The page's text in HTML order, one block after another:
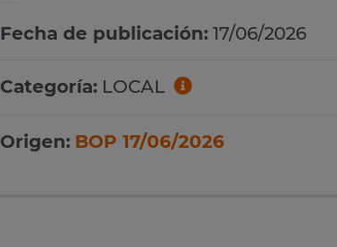
Fecha de publicación: 17/06/2026
Categoría: LOCAL
Origen: BOP 17/06/2026